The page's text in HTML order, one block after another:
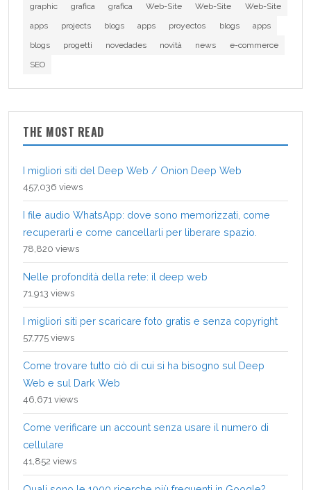
graphic grafica grafica Web-Site Web-Site
Web-Site
apps
projects blogs apps proyectos blogs
apps
blogs
progetti novedades novità news
e-commerce
SEO
THE MOST READ
I migliori siti del Deep Web / Onion Deep Web
457,036 views
I file audio WhatsApp: dove sono memorizzati, come
recuperarli e come cancellarli per liberare spazio.
78,820 views
Nelle profondità della rete: il deep web
71,913 views
I migliori siti per scaricare foto gratis e senza copyright
57,775 views
Come trovare tutto ciò di cui si ha bisogno sul Deep
Web e sul Dark Web
46,671 views
Come verificare un account senza usare il numero di
cellulare
41,852 views